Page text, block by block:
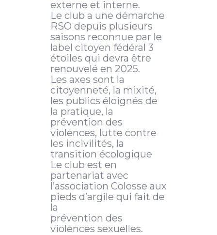
externe et interne.
Le club a une démarche
RSO depuis plusieurs
saisons reconnue par le
label citoyen fédéral 3
étoiles qui devra être
renouvelé en 2025.
Les axes sont la
citoyenneté, la mixité,
les publics éloignés de
la pratique, la
prévention des
violences, lutte contre
les incivilités, la
transition écologique
Le club est en
partenariat avec
l’association Colosse aux
pieds d’argile qui fait de
la
prévention des
violences sexuelles.